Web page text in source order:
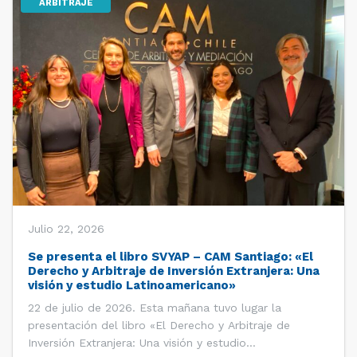
ARBITRAJE
Julio 22, 2026
Se presenta el libro SVYAP – CAM Santiago: «El
Derecho y Arbitraje de Inversión Extranjera: Una
visión y estudio Latinoamericano»
22 de julio de 2026. Esta mañana tuvo lugar la
presentación del libro «El Derecho y Arbitraje de
Inversión Extranjera: Una visión y estudio